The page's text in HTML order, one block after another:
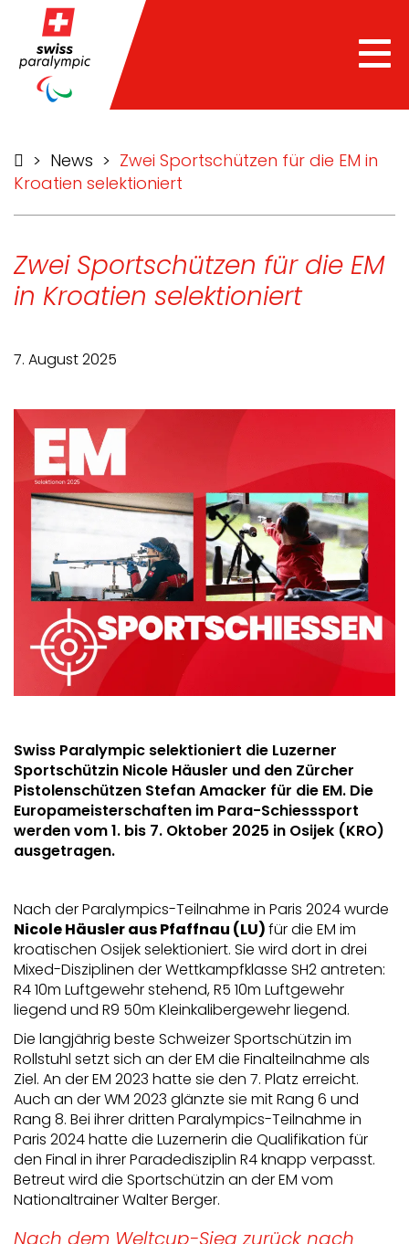
> News >
Zwei Sportschützen für die EM in
Kroatien selektioniert
Zwei Sportschützen für die EM
in Kroatien selektioniert
7. August 2025
Swiss Paralympic selektioniert die Luzerner
Sportschützin Nicole Häusler und den Zürcher
Pistolenschützen Stefan Amacker für die EM. Die
Europameisterschaften im Para-Schiesssport
werden vom 1. bis 7. Oktober 2025 in Osijek (KRO)
ausgetragen.
Nach der Paralympics-Teilnahme in Paris 2024 wurde
Nicole Häusler aus Pfaffnau (LU) für die EM im
kroatischen Osijek selektioniert. Sie wird dort in drei
Mixed-Disziplinen der Wettkampfklasse SH2 antreten:
R4 10m Luftgewehr stehend, R5 10m Luftgewehr
liegend und R9 50m Kleinkalibergewehr liegend.
Die langjährig beste Schweizer Sportschützin im
Rollstuhl setzt sich an der EM die Finalteilnahme als
Ziel. An der EM 2023 hatte sie den 7. Platz erreicht.
Auch an der WM 2023 glänzte sie mit Rang 6 und
Rang 8. Bei ihrer dritten Paralympics-Teilnahme in
Paris 2024 hatte die Luzernerin die Qualifikation für
den Final in ihrer Paradedisziplin R4 knapp verpasst.
Betreut wird die Sportschützin an der EM vom
Nationaltrainer Walter Berger.
Nach dem Weltcup-Sieg zurück nach